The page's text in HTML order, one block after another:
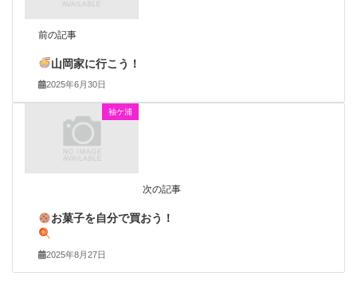
前の記事
山岡家に行こう！
2025年6月30日
袖ケ浦
次の記事
お菓子を自分で買おう！
2025年8月27日